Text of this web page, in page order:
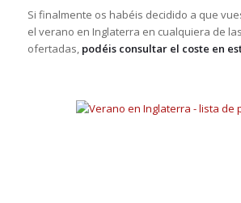
Si finalmente os habéis decidido a que
el verano en Inglaterra en cualquiera de
ofertadas, podéis consultar el coste en